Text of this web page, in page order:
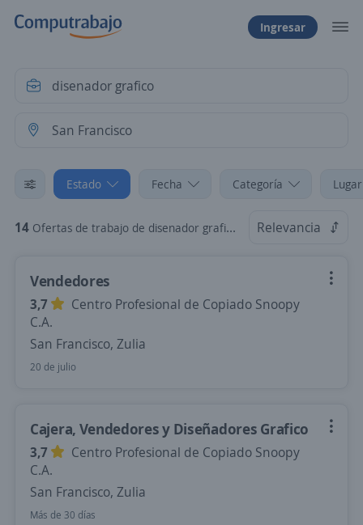
Ingresar
Estado Fecha Categoría
14 Ofertas de trabajo de disenador grafico en San Francisco, Zulia Relevancia
Vendedores
3,7
Centro Profesional de Copiado Snoopy
C.A.
San Francisco, Zulia
20 de julio
Cajera, Vendedores y Diseñadores Grafico
3,7
Centro Profesional de Copiado Snoopy
C.A.
San Francisco, Zulia
Más de 30 días